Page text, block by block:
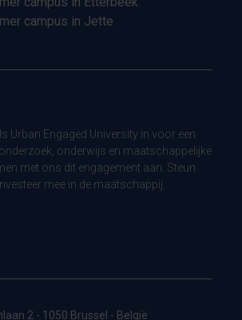
campus in Jette
Urban Engaged University in voor een
onderwijs en maatschappelijke
met ons dit engagement aan. Steun
mee in de maatschappij.
2 - 1050 Brussel - België